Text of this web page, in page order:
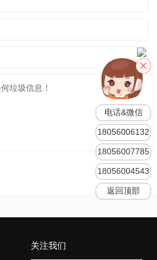
关注我们
电话&微信
18056006132
18056007785
18056004543
返回顶部